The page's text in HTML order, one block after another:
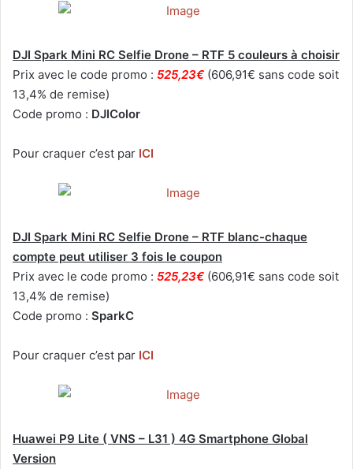
DJI Spark Mini RC Selfie Drone – RTF 5 couleurs à choisir
Prix avec le code promo : 525,23€ (606,91€ sans code soit
13,4% de remise)
Code promo : DJIColor
Pour craquer c’est par ICI
DJI Spark Mini RC Selfie Drone – RTF blanc-chaque
compte peut utiliser 3 fois le coupon
Prix avec le code promo : 525,23€ (606,91€ sans code soit
13,4% de remise)
Code promo : SparkC
Pour craquer c’est par ICI
Huawei P9 Lite ( VNS – L31 ) 4G Smartphone Global
Version